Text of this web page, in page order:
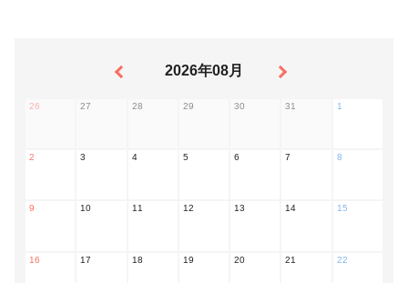
2026年08月
26 27 28 29 30 31 1
2 3 4 5 6 7 8
9 10 11 12 13 14 15
16 17 18 19 20 21 22